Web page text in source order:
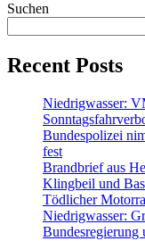
Suchen
Recent Posts
Niedrigwasser:
Bundespolizei
fest
Brandbrief aus
Klingbeil und
Tödlicher
Niedrigwasser:
Bundesregierung